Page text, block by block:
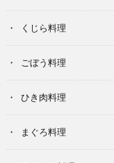
くじら料理
ごぼう料理
ひき肉料理
まぐろ料理